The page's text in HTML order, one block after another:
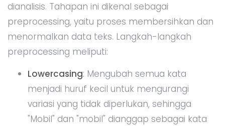
dianalisis. Tahapan ini dikenal sebagai
preprocessing, yaitu proses membersihkan dan
menormalkan data teks. Langkah-langkah
preprocessing meliputi:
Lowercasing: Mengubah semua kata
menjadi huruf kecil untuk mengurangi
variasi yang tidak diperlukan, sehingga
"Mobil" dan "mobil" dianggap sebagai kata